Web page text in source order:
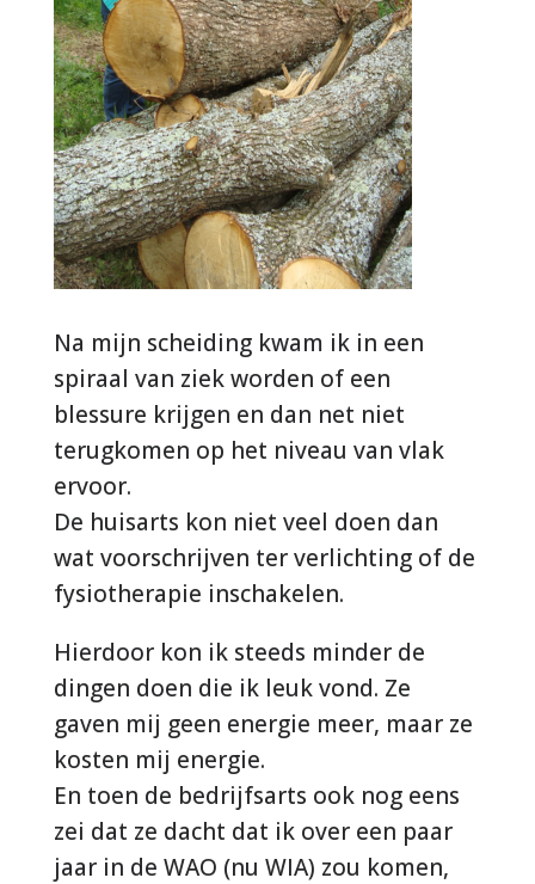
Na mijn scheiding kwam ik in een
spiraal van ziek worden of een
blessure krijgen en dan net niet
terugkomen op het niveau van vlak
ervoor.
De huisarts kon niet veel doen dan
wat voorschrijven ter verlichting of de
fysiotherapie inschakelen.
Hierdoor kon ik steeds minder de
dingen doen die ik leuk vond. Ze
gaven mij geen energie meer, maar ze
kosten mij energie.
En toen de bedrijfsarts ook nog eens
zei dat ze dacht dat ik over een paar
jaar in de WAO (nu WIA) zou komen,